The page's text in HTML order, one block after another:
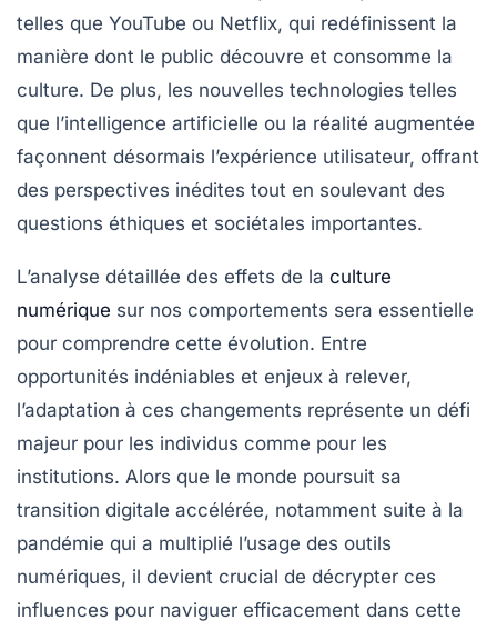
telles que YouTube ou Netflix, qui redéfinissent la
manière dont le public découvre et consomme la
culture. De plus, les nouvelles technologies telles
que l’intelligence artificielle ou la réalité augmentée
façonnent désormais l’expérience utilisateur, offrant
des perspectives inédites tout en soulevant des
questions éthiques et sociétales importantes.
L’analyse détaillée des effets de la culture
numérique sur nos comportements sera essentielle
pour comprendre cette évolution. Entre
opportunités indéniables et enjeux à relever,
l’adaptation à ces changements représente un défi
majeur pour les individus comme pour les
institutions. Alors que le monde poursuit sa
transition digitale accélérée, notamment suite à la
pandémie qui a multiplié l’usage des outils
numériques, il devient crucial de décrypter ces
influences pour naviguer efficacement dans cette